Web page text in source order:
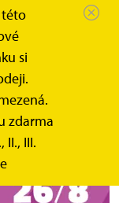
této
si
zdarma
III.
divadlo na...
na